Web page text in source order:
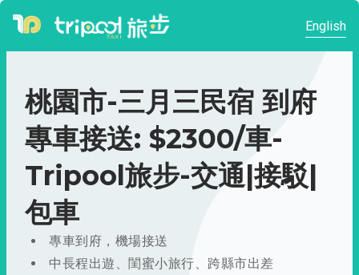
English
桃園市-三月三民宿 到府
專車接送: $2300/車-
Tripool旅步-交通|接駁|
包車
專車到府，機場接送
中長程出遊、閨蜜小旅行、跨縣市出差